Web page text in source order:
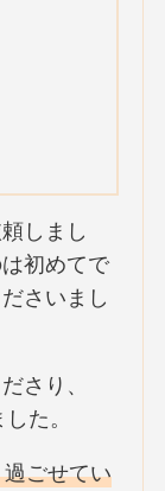
しまし
初めてで
さいまし
さり、
た。
ごせてい